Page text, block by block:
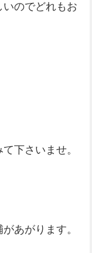
のでどれもお
下さいませ。
あがります。